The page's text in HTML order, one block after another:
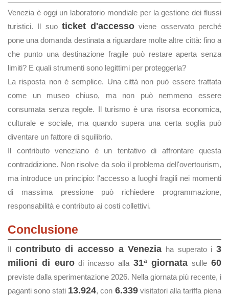
Venezia è oggi un laboratorio mondiale per la gestione dei flussi
turistici. Il suo ticket d'accesso viene osservato perché
pone una domanda destinata a riguardare molte altre città: fino a
che punto una destinazione fragile può restare aperta senza
limiti? E quali strumenti sono legittimi per proteggerla?
La risposta non è semplice. Una città non può essere trattata
come un museo chiuso, ma non può nemmeno essere
consumata senza regole. Il turismo è una risorsa economica,
culturale e sociale, ma quando supera una certa soglia può
diventare un fattore di squilibrio.
Il contributo veneziano è un tentativo di affrontare questa
contraddizione. Non risolve da solo il problema dell'overtourism,
ma introduce un principio: l'accesso a luoghi fragili nei momenti
di massima pressione può richiedere programmazione,
responsabilità e contributo ai costi collettivi.
Conclusione
Il contributo di accesso a Venezia ha superato i3
milioni di eurodi incasso alla 31ª giornata sulle60
previste dalla sperimentazione 2026. Nella giornata più recente, i
paganti sono stati 13.924, con 6.339visitatori alla tariffa piena